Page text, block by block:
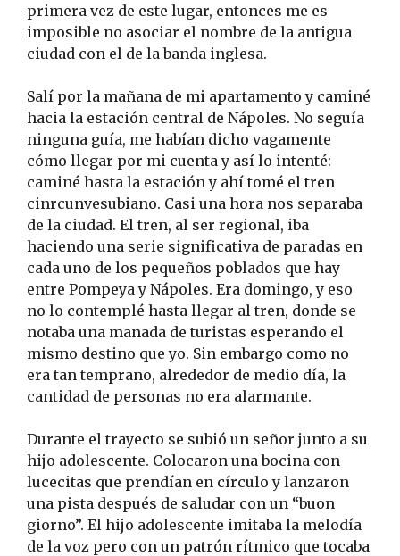
primera vez de este lugar, entonces me es
imposible no asociar el nombre de la antigua
ciudad con el de la banda inglesa.
Salí por la mañana de mi apartamento y caminé
hacia la estación central de Nápoles. No seguía
ninguna guía, me habían dicho vagamente
cómo llegar por mi cuenta y así lo intenté:
caminé hasta la estación y ahí tomé el tren
cinrcunvesubiano. Casi una hora nos separaba
de la ciudad. El tren, al ser regional, iba
haciendo una serie significativa de paradas en
cada uno de los pequeños poblados que hay
entre Pompeya y Nápoles. Era domingo, y eso
no lo contemplé hasta llegar al tren, donde se
notaba una manada de turistas esperando el
mismo destino que yo. Sin embargo como no
era tan temprano, alrededor de medio día, la
cantidad de personas no era alarmante.
Durante el trayecto se subió un señor junto a su
hijo adolescente. Colocaron una bocina con
lucecitas que prendían en círculo y lanzaron
una pista después de saludar con un “buon
giorno”. El hijo adolescente imitaba la melodía
de la voz pero con un patrón rítmico que tocaba